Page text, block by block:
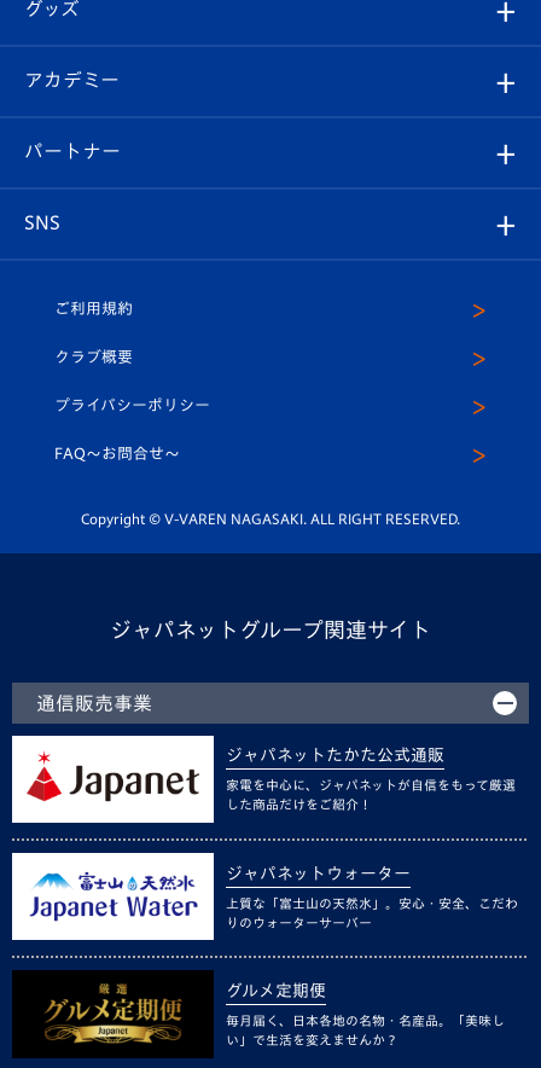
チケット
イベント
メディア
ホームタウン
スタッフプロフィール
マスコット紹介
平和祈念活動
ホームタウン活動
Revive Team
ヴィヴィくんの長崎おもてなしガイド
フォトギャラリー
スタジアムグルメ
V-LOVERS（ファンクラブ）
プレイヤーズスイート
グッズ
オンラインショップ
店舗情報
アカデミー
育成からのお知らせ
U-18
スクール
パートナー
SNS
ヴィヴィくんインスタグラム
公式LINE＠
ご利用規約
クラブ概要
プライバシーポリシー
FAQ〜お問合せ〜
Copyright © V-VAREN NAGASAKI. ALL RIGHT RESERVED.
ジャパネットグループ関連サイト
通信販売事業
ジャパネットたかた公式通販
家電を中心に、ジャパネットが自信をもって厳選
した商品だけをご紹介！
ジャパネットウォーター
上質な「富士山の天然水」。安心・安全、こだわ
りのウォーターサーバー
グルメ定期便
毎月届く、日本各地の名物・名産品。「美味し
い」で生活を変えませんか？